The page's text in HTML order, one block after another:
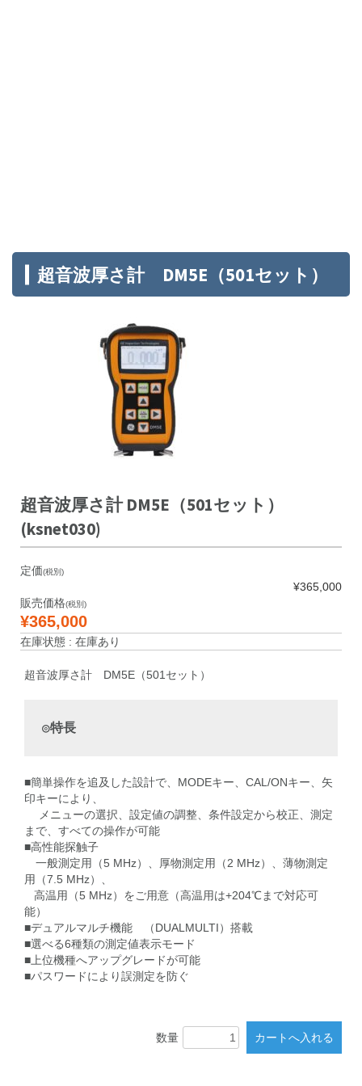
超音波厚さ計 DM5E（501セット）
超音波厚さ計 DM5E（501セット）
(ksnet030)
定価(税別)
¥365,000
販売価格(税別)
¥365,000
在庫状態 : 在庫あり
超音波厚さ計 DM5E（501セット）
◎特長
■簡単操作を追及した設計で、MODEキー、CAL/ONキー、矢
印キーにより、
メニューの選択、設定値の調整、条件設定から校正、測定
まで、 すべての操作が可能
■高性能探触子
一般測定用（5 MHz）、厚物測定用（2 MHz）、薄物測定
用（7.5 MHz）、
高温用（5 MHz）をご用意（高温用は+204℃まで対応可
能）
■デュアルマルチ機能 （DUALMULTI）搭載
■選べる6種類の測定値表示モード
■上位機種へアップグレードが可能
■パスワードにより誤測定を防ぐ
数量